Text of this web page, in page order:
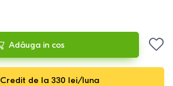
Adăuga in cos
Credit de la 330 lei/luna